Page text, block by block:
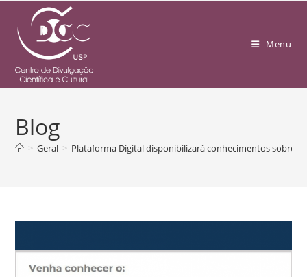
Menu
Blog
> Geral > Plataforma Digital disponibilizará conhecimentos sobre o